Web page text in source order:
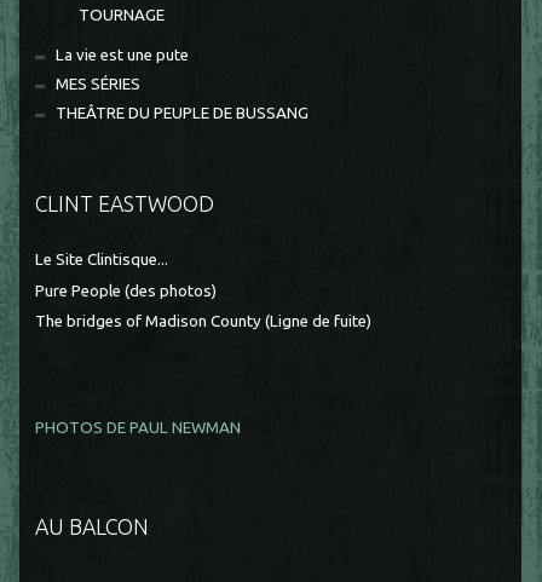
TOURNAGE
La vie est une pute
MES SÉRIES
THEÂTRE DU PEUPLE DE BUSSANG
CLINT EASTWOOD
Le Site Clintisque...
Pure People (des photos)
The bridges of Madison County (Ligne de fuite)
PHOTOS DE PAUL NEWMAN
AU BALCON